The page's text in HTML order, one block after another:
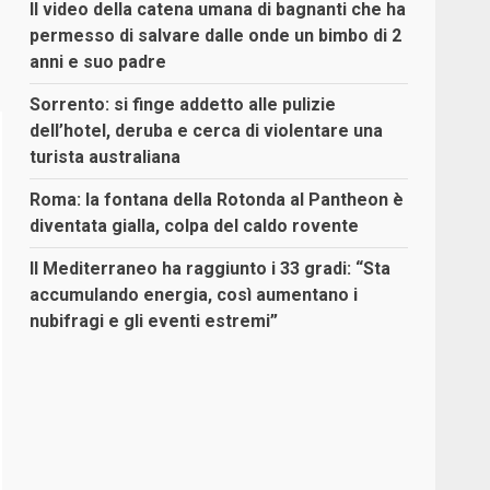
Il video della catena umana di bagnanti che ha
permesso di salvare dalle onde un bimbo di 2
anni e suo padre
Sorrento: si finge addetto alle pulizie
dell’hotel, deruba e cerca di violentare una
turista australiana
Roma: la fontana della Rotonda al Pantheon è
diventata gialla, colpa del caldo rovente
Il Mediterraneo ha raggiunto i 33 gradi: “Sta
accumulando energia, così aumentano i
nubifragi e gli eventi estremi”